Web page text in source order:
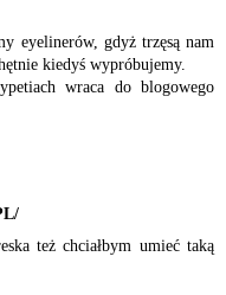
eyelinerów, gdyż trzęsą nam
kiedyś wypróbujemy.
wraca do blogowego
też chciałbym umieć taką